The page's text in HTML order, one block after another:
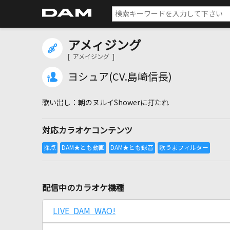
アメィジング
[ アメイジング ]
ヨシュア(CV.島崎信長)
朝のヌルイShowerに打たれ
対応カラオケコンテンツ
配信中のカラオケ機種
LIVE DAM WAO!